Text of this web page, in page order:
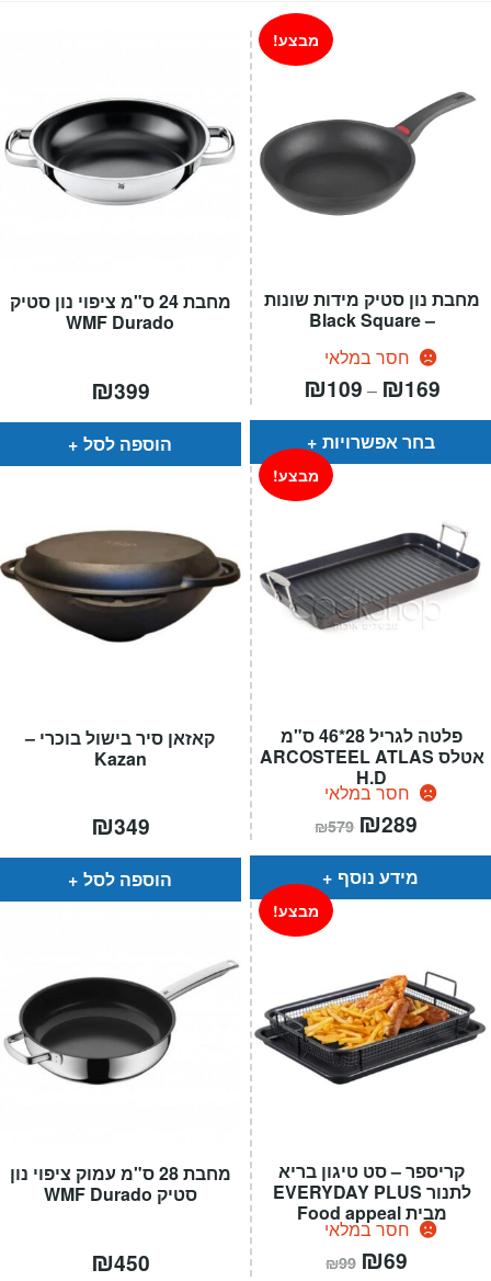
מחבת 24 ס"מ ציפוי נון סטיק
WMF Durado
₪399
הוספה לסל
מחבת נון סטיק מידות שונות
– Black Square
חסר במלאי
מבצע!
₪109 – ₪169טווח
⁦₪109⁩
בחר אפשרויות
קאזאן סיר בישול בוכרי –
Kazan
₪349
הוספה לסל
פלטה לגריל 28*46 ס"מ
אטלס ARCOSTEEL ATLAS
H.D
חסר במלאי
מבצע!
₪579 המחיר
המקורי
היה:
₪579.
₪289
הוא:
מידע נוסף
מחבת 28 ס"מ עמוק ציפוי נון
סטיק WMF Durado
₪450
קריספר – סט טיגון בריא
לתנור EVERYDAY PLUS
מבית Food appeal
חסר במלאי
מבצע!
₪99 המחיר
המקורי
₪69